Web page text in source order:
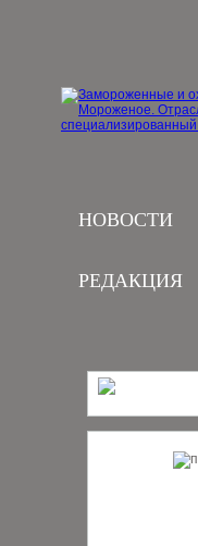
НОВОСТИ
РЕДАКЦИЯ